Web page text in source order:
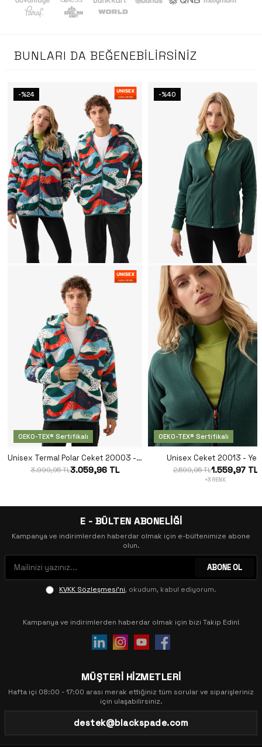
BUNLARI DA BEĞENEBILIRSINIZ
-%24
OEKO-TEX® Sertifikalı
Unisex Termal Polar Ceket 20003 - Desenli
3.999,95 TL3.059,96 TL
-%40
OEKO-TEX® Sertifikalı
Unisex Ceket 20013 -
2.599,95 TL1.559,97 TL
+3 RENK
E - BÜLTEN ABONELİĞİ
Kampanya ve indirimlerden haberdar olmak için e-bültenimize abone
olun.
ABONE OL
KVKK Sözleşmesi'ni, okudum, kabul ediyorum.
Kampanya ve indirimlerden haberdar olmak için bizi Takip Edin!
MÜŞTERİ HİZMETLERİ
Hafta içi 08:00 - 17:00 arası merak ettiğiniz tüm sorular ve siparişleriniz
için ulaşabilirsiniz.
destek@blackspade.com